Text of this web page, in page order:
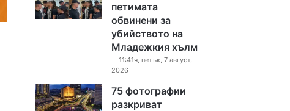
петимата
обвинени за
убийството на
Младежкия хълм
11:41ч, петък, 7 август,
2026
75 фотографии
разкриват